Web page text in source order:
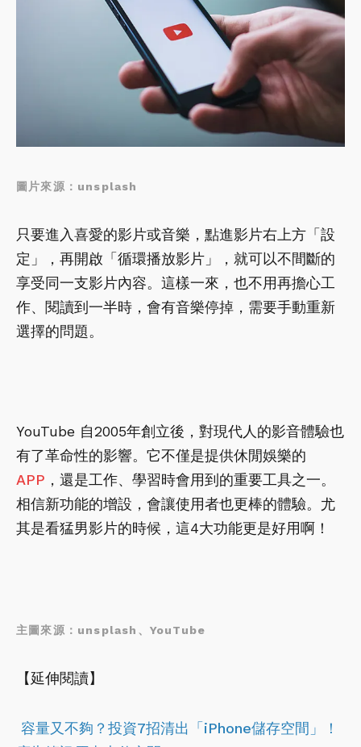
圖片來源：unsplash
只要進入喜愛的影片或音樂，點進影片右上方「設
定」，再開啟「循環播放影片」，就可以不間斷的
享受同一支影片內容。這樣一來，也不用再擔心工
作、閱讀到一半時，會有音樂停掉，需要手動重新
選擇的問題。
YouTube 自2005年創立後，對現代人的影音體驗也
有了革命性的影響。它不僅是提供休閒娛樂的
APP ，還是工作、學習時會用到的重要工具之一。
相信新功能的增設，會讓使用者也更棒的體驗。尤
其是看猛男影片的時候，這4大功能更是好用啊！
主圖來源：unsplash、YouTube
【延伸閱讀】
容量又不夠？投資7招清出「iPhone儲存空間」！